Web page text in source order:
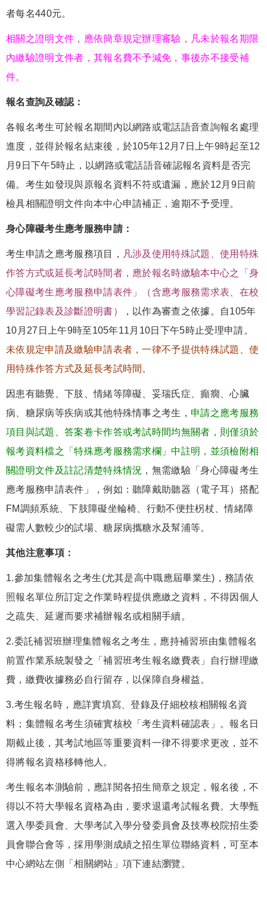
者每名440元。
相關之證明文件，應依簡章規定辦理審驗，凡未於報名期限
內繳驗證明文件者，其報名費不予減免，事後亦不接受補
件。
報名查詢及確認：
各報名考生可於報名期間內以網路或電話語音查詢報名處理
進度，並得於報名結束後，於105年12月7日上午9時起至12
月9日下午5時止，以網路或電話語音確認報名資料是否完
備。考生如發現與原報名資料不符或遺漏，應於12月9日前
檢具相關證明文件向本中心申請補正，逾期不予受理。
身心障礙考生應考服務申請：
考生申請之應考服務項目， 凡涉及使用特殊試題、使用特殊
作答方式或延長考試時間者，應於報名時繳驗本中心之「身
心障礙考生應考服務申請表件」（含應考服務需求表、在校
學習記錄表及診斷證明書）
，以作為審查之依據。自105年
10月27日上午9時至105年11月10日下午5時止受理申請。
未依規定申請及繳驗申請表者，一律不予提供特殊試題、使
用特殊作答方式及延長考試時間。
因患有聽覺、下肢、情緒等障礙、妥瑞氏症、癲癇、心臟
病、糖尿病等疾病或其他特殊情事之考生， 申請之應考服務
項目與試題、答案卷卡作答或考試時間均無關者，則僅須於
報考資料檔之「特殊應考服務需求欄」中註明，並須檢附相
關證明文件及註記清楚特殊情況 ，無需繳驗「身心障礙考生
應考服務申請表件」，例如：聽障戴助聽器（電子耳）搭配
FM調頻系統、下肢障礙坐輪椅、行動不便拄柺杖、情緒障
礙需人數較少的試場、糖尿病攜糖水及幫浦等。
其他注意事項：
1.參加集體報名之考生(尤其是高中職應屆畢業生)，務請依
照報名單位所訂定之作業時程提供應繳之資料，不得因個人
之疏失、延遲而要求補辦報名或相關手續。
2.委託補習班辦理集體報名之考生，應持補習班由集體報名
前置作業系統製發之「補習班考生報名繳費表」自行辦理繳
費，繳費收據務必自行留存，以保障自身權益。
3.考生報名時，應詳實填寫、登錄及仔細校核相關報名資
料；集體報名考生須確實核校「考生資料確認表」。報名日
期截止後，其考試地區等重要資料一律不得要求更改，並不
得將報名資格移轉他人。
考生報名本測驗前，應詳閱各招生簡章之規定，報名後，不
得以不符大學報名資格為由，要求退還考試報名費。大學甄
選入學委員會、大學考試入學分發委員會及技專校院招生委
員會聯合會等，採用學測成績之招生單位聯絡資料，可至本
中心網站左側「相關網站」項下連結瀏覽。